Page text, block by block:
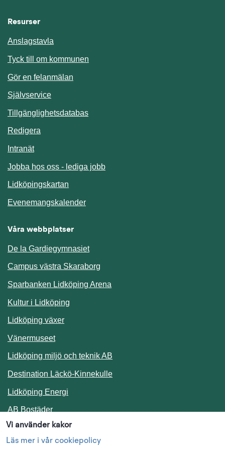
Vi använder kakor
Läs mer i vår cookiepolicy
Resurser
Anslagstavla
Tyck till om kommunen
Gör en felanmälan
SjälvserviceLänk till annan webbplats.
TillgänglighetsdatabasLänk till annan webbplats.
Redigera
IntranätLänk till annan webbplats.
Jobba hos oss - lediga jobb
Lidköpingskartan
EvenemangskalenderLänk till annan webbplats.
Våra webbplatser
De la Gardiegymnasiet
Campus västra Skaraborg
Sparbanken Lidköping Arena
Kultur i Lidköping
Lidköping växer
Vänermuseet
Lidköping miljö och teknik AB
Destination Läckö-KinnekulleLänk till annan webbplats.
Lidköping Energi
AB BostäderLänk till annan webbplats.
Följ oss i sociala medier